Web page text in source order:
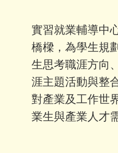
實習就業輔導中
橋樑，為學生規
生思考職涯方向
涯主題活動與整
對產業及工作世
業生與產業人才